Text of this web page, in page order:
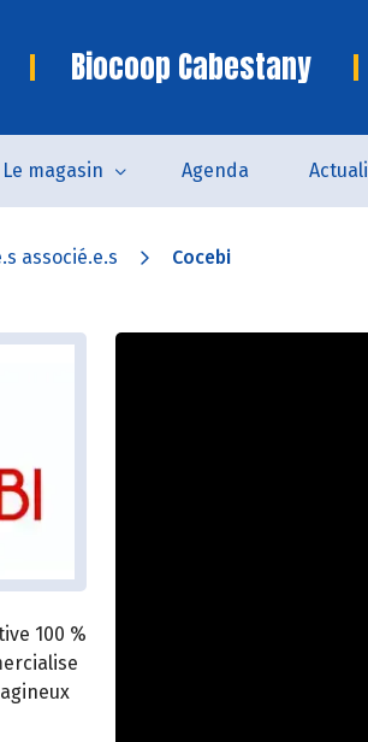
Biocoop Cabestany
Le magasin Agenda
associé.e.s Cocebi
100 %